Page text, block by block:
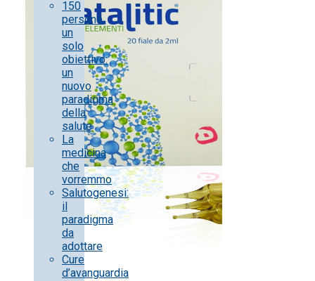
150
persone,
un
solo
obiettivo:
un
nuovo
paradigma
della
salute
La
medicina
che
vorremmo
Salutogenesi:
il
paradigma
da
adottare
Cure
d’avanguardia